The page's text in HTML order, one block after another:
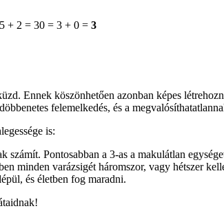
+ 2 = 30 = 3 + 0 = 3
Ennek köszönhetően azonban képes
felemelkedés, és a
is:
Pontosabban a 3-as a makulátlan
minden varázsigét háromszor, vagy hétszer
és életben fog maradni.